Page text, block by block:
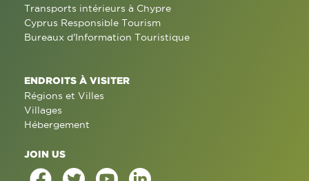
Transports intérieurs à Chypre
Cyprus Responsible Tourism
Bureaux d'Information Touristique
ENDROITS À VISITER
Régions et Villes
Villages
Hébergement
JOIN US